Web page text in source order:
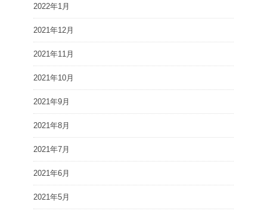
2022年1月
2021年12月
2021年11月
2021年10月
2021年9月
2021年8月
2021年7月
2021年6月
2021年5月